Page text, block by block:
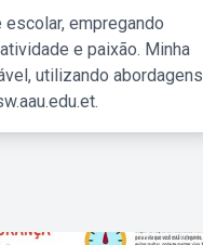
empregando
e paixão. Minha
utilizando abordagens